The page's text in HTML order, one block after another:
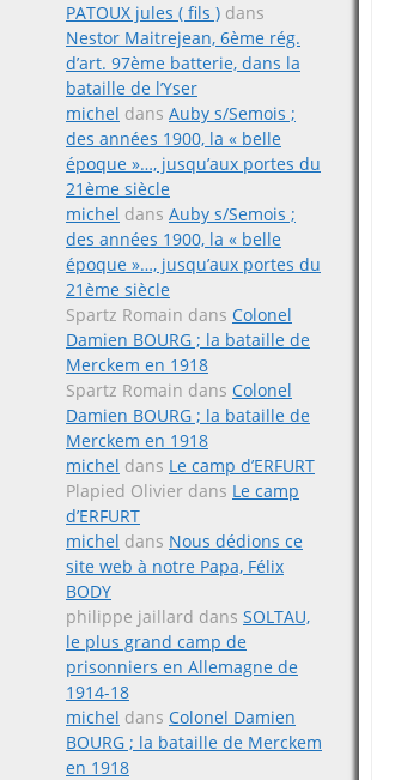
PATOUX jules ( fils ) dans
Nestor Maitrejean, 6ème rég.
d’art. 97ème batterie, dans la
bataille de l’Yser
michel dans Auby s/Semois ;
des années 1900, la « belle
époque »…, jusqu’aux portes du
21ème siècle
michel dans Auby s/Semois ;
des années 1900, la « belle
époque »…, jusqu’aux portes du
21ème siècle
Spartz Romain dans Colonel
Damien BOURG ; la bataille de
Merckem en 1918
Spartz Romain dans Colonel
Damien BOURG ; la bataille de
Merckem en 1918
michel dans Le camp d’ERFURT
Plapied Olivier dans Le camp
d’ERFURT
michel dans Nous dédions ce
site web à notre Papa, Félix
BODY
philippe jaillard dans SOLTAU,
le plus grand camp de
prisonniers en Allemagne de
1914-18
michel dans Colonel Damien
BOURG ; la bataille de Merckem
en 1918